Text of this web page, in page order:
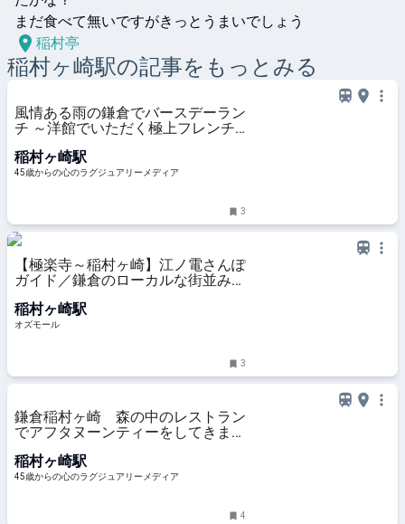
まだ食べて無いですがきっとうまいでしょう
稲村亭
稲村ヶ崎駅の記事をもっとみる
風情ある雨の鎌倉でバースデーラン
チ ～洋館でいただく極上フレンチ
稲村ヶ崎駅
45歳からの心のラグジュアリーメディア
3
【極楽寺～稲村ヶ崎】江ノ電さんぽ
ガイド／鎌倉のローカルな街並みに
見 - OZmall
稲村ヶ崎駅
オズモール
3
鎌倉稲村ヶ崎 森の中のレストラン
でアフタヌーンティーをしてきまし
稲村ヶ崎駅
45歳からの心のラグジュアリーメディア
4